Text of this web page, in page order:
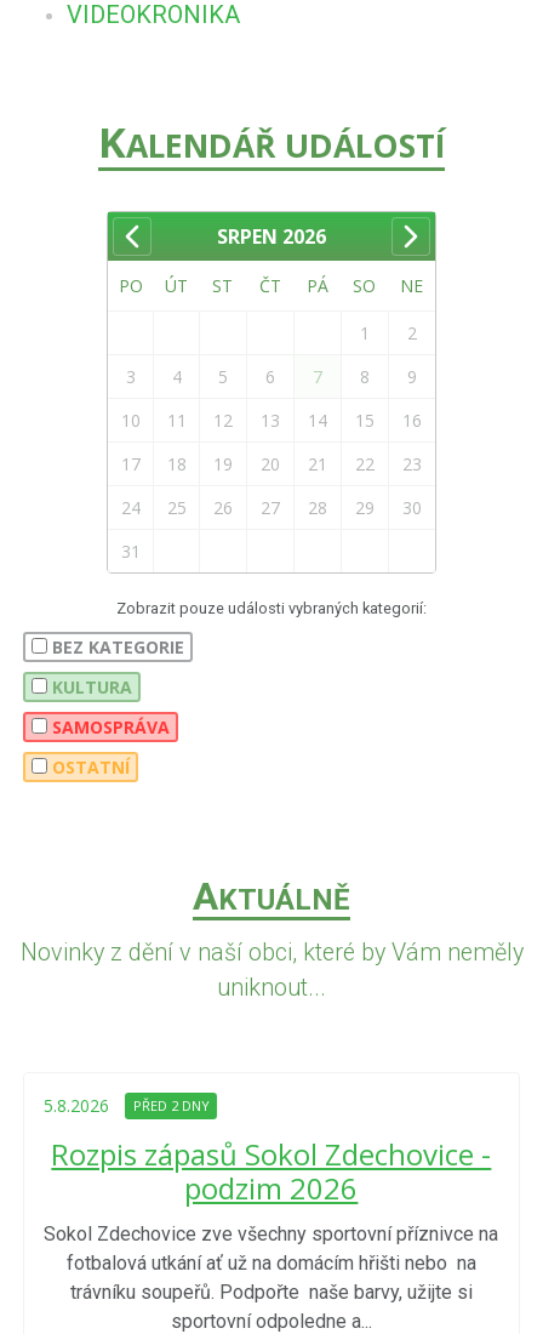
VIDEOKRONIKA
KALENDÁŘ UDÁLOSTÍ
SRPEN 2026
PO ÚT ST ČT PÁ SO NE
1
2
3
4 5 6 7 8
9
10
11 12 13 14 15
16
17
18 19 20 21 22
23
24
25 26 27 28 29
30
31
Zobrazit pouze události vybraných kategorií:
BEZ KATEGORIE
KULTURA
SAMOSPRÁVA
OSTATNÍ
AKTUÁLNĚ
Novinky z dění v naší obci, které by Vám neměly
uniknout...
5.8.2026 PŘED 2 DNY
Rozpis zápasů Sokol Zdechovice -
podzim 2026
Sokol Zdechovice zve všechny sportovní příznivce na
fotbalová utkání ať už na domácím hřišti nebo na
trávníku soupeřů. Podpořte naše barvy, užijte si
sportovní odpoledne a...